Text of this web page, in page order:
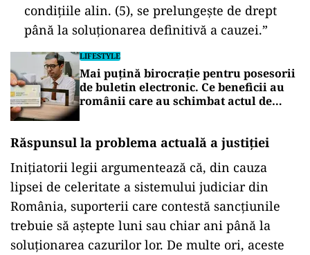
condițiile alin. (5), se prelungește de drept
până la soluționarea definitivă a cauzei.”
LIFESTYLE
Mai puțină birocrație pentru posesorii
de buletin electronic. Ce beneficii au
românii care au schimbat actul de
Răspunsul la problema actuală a justiției
Inițiatorii legii argumentează că, din cauza
lipsei de celeritate a sistemului judiciar din
România, suporterii care contestă sancțiunile
trebuie să aștepte luni sau chiar ani până la
soluționarea cazurilor lor. De multe ori, aceste